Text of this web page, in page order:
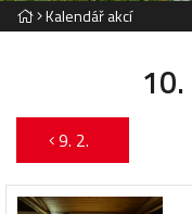
Kalendář akcí
9. 2.